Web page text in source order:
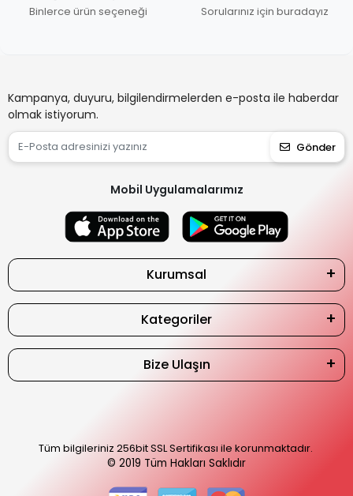
Binlerce ürün seçeneği Sorularınız için buradayız
Kampanya, duyuru, bilgilendirmelerden e-posta ile haberdar
olmak istiyorum.
Gönder
Mobil Uygulamalarımız
Kurumsal
Kategoriler
Bize Ulaşın
Tüm bilgileriniz 256bit SSL Sertifikası ile korunmaktadır.
© 2019 Tüm Hakları Saklıdır